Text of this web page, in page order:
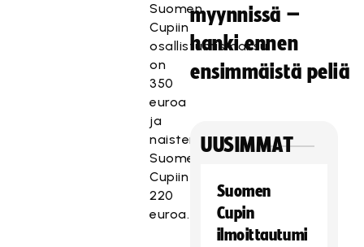
Suomen
Cupiin
osallistumismaksu
on
350
euroa
ja
naisten
Suomen
Cupiin
220
euroa.
myynnissä –
hanki ennen
ensimmäistä peliä
UUSIMMAT
Suomen
Cupin
ilmoittautumi